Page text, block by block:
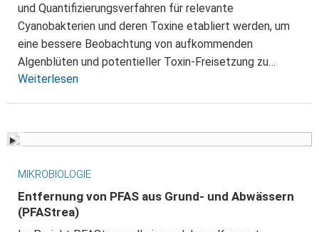
und Quantifizierungsverfahren für relevante
Cyanobakterien und deren Toxine etabliert werden, um
eine bessere Beobachtung von aufkommenden
Algenblüten und potentieller Toxin-Freisetzung zu…
Weiterlesen
MIKROBIOLOGIE
Entfernung von PFAS aus Grund- und Abwässern
(PFAStrea)